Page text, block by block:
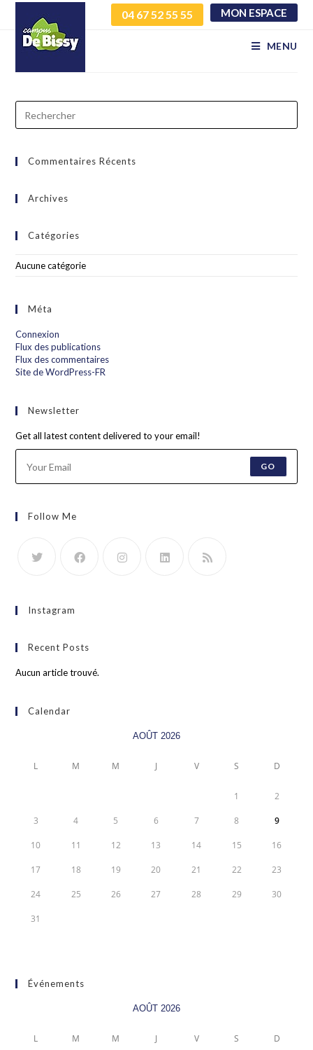
04 67 52 55 55 MON ESPACE
MENU
gekxszkuwn erdxoosxli
Commentaires Récents
Archives
Catégories
Aucune catégorie
Méta
Connexion
Flux des publications
Flux des commentaires
Site de WordPress-FR
Newsletter
Get all latest content delivered to your email!
GO
Follow Me
Instagram
Recent Posts
Aucun article trouvé.
Calendar
AOÛT 2026
L M M J V S D
1 2
3 4 5 6 7 8 9
10 11 12 13 14 15 16
17 18 19 20 21 22 23
24 25 26 27 28 29 30
31
Événements
AOÛT 2026
L M M J V S D